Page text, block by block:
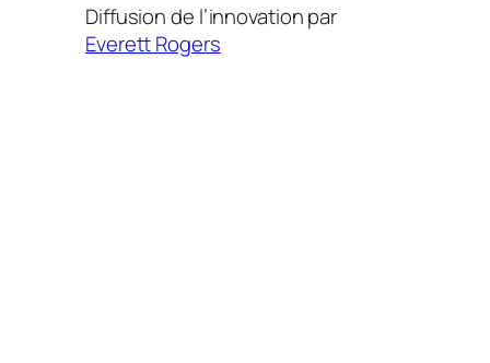
Diffusion de l’innovation par
Everett Rogers